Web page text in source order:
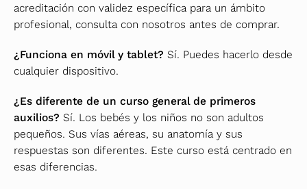
acreditación con validez específica para un ámbito
profesional, consulta con nosotros antes de comprar.
¿Funciona en móvil y tablet? Sí. Puedes hacerlo desde
cualquier dispositivo.
¿Es diferente de un curso general de primeros
auxilios? Sí. Los bebés y los niños no son adultos
pequeños. Sus vías aéreas, su anatomía y sus
respuestas son diferentes. Este curso está centrado en
esas diferencias.